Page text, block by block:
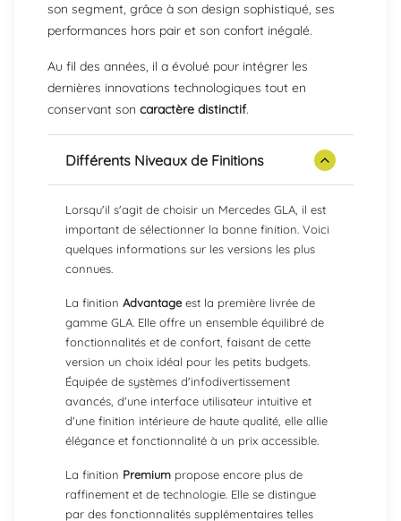
son segment, grâce à son design sophistiqué, ses
performances hors pair et son confort inégalé.
Au fil des années, il a évolué pour intégrer les
dernières innovations technologiques tout en
conservant son caractère distinctif.
Différents Niveaux de Finitions
Lorsqu'il s'agit de choisir un Mercedes GLA, il est
important de sélectionner la bonne finition. Voici
quelques informations sur les versions les plus
connues.
La finition Advantageest la première livrée de
gamme GLA. Elle offre un ensemble équilibré de
fonctionnalités et de confort, faisant de cette
version un choix idéal pour les petits budgets.
Équipée de systèmes d'infodivertissement
avancés, d'une interface utilisateur intuitive et
d'une finition intérieure de haute qualité, elle allie
élégance et fonctionnalité à un prix accessible.
La finition Premium propose encore plus de
raffinement et de technologie. Elle se distingue
par des fonctionnalités supplémentaires telles